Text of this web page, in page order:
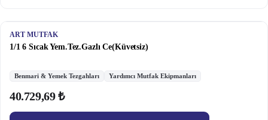
ART MUTFAK
1/1 6 Sıcak Yem.Tez.Gazlı Ce(Küvetsiz)
Benmari & Yemek Tezgahları Yardımcı Mutfak Ekipmanları
40.729,69 ₺